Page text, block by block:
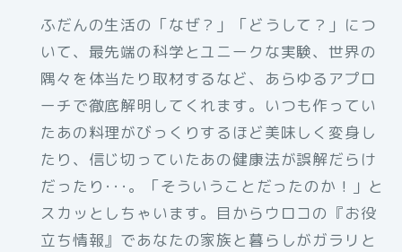
ふだんの生活の「なぜ？」「どうして？」につ
いて、最先端の科学とユニークな実験、世界の
隅々を体当たり取材するなど、あらゆるアプロ
ーチで徹底解明してくれます。いつも作ってい
たあの料理がびっくりするほど美味しく変身し
たり、信じ切っていたあの健康法が誤解だらけ
だったり･･･。「そういうことだったのか！」と
スカッとしちゃいます。目からウロコの『お役
立ち情報』であなたの家族と暮らしがガラリと